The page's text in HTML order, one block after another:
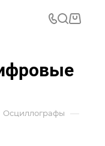
Осциллографы —